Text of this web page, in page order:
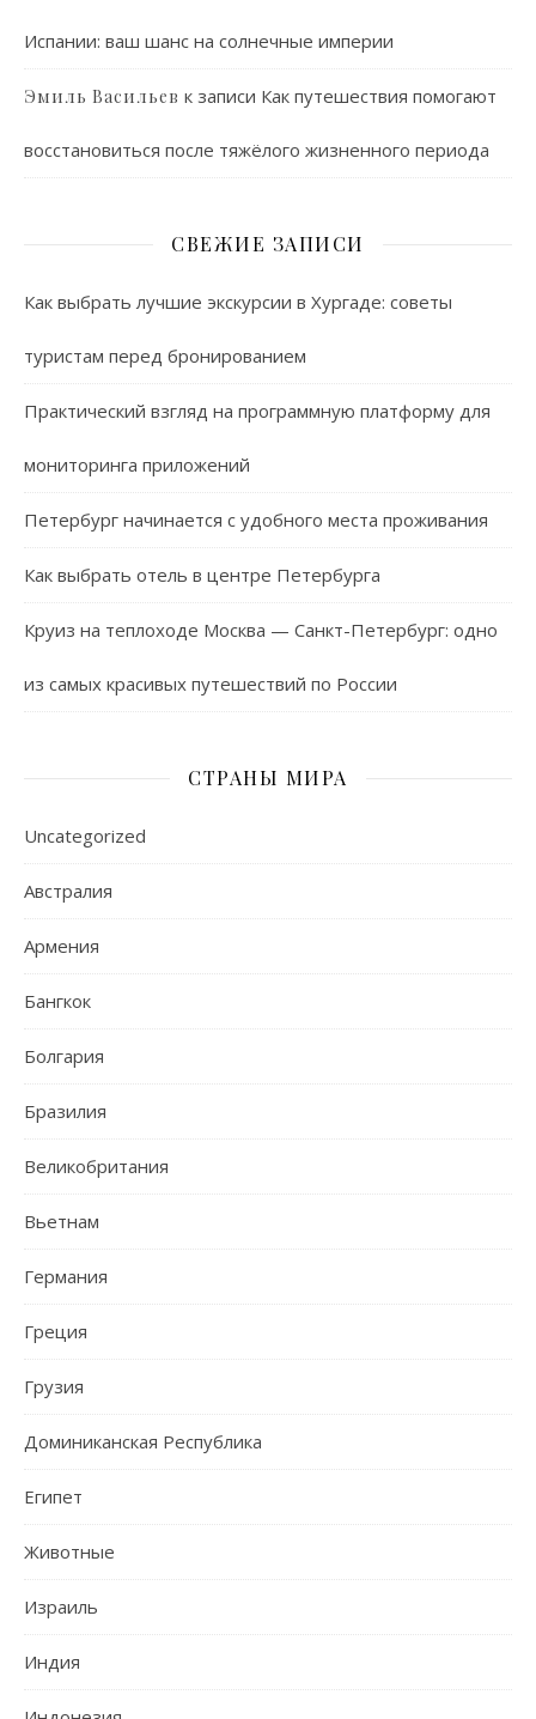
Испании: ваш шанс на солнечные империи
Эмиль Васильев к записи Как путешествия помогают
восстановиться после тяжёлого жизненного периода
СВЕЖИЕ ЗАПИСИ
Как выбрать лучшие экскурсии в Хургаде: советы
туристам перед бронированием
Практический взгляд на программную платформу для
мониторинга приложений
Петербург начинается с удобного места проживания
Как выбрать отель в центре Петербурга
Круиз на теплоходе Москва — Санкт-Петербург: одно
из самых красивых путешествий по России
СТРАНЫ МИРА
Uncategorized
Австралия
Армения
Бангкок
Болгария
Бразилия
Великобритания
Вьетнам
Германия
Греция
Грузия
Доминиканская Республика
Египет
Животные
Израиль
Индия